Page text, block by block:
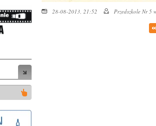
28-08-2013, 21:52 Przedszkole Nr 5